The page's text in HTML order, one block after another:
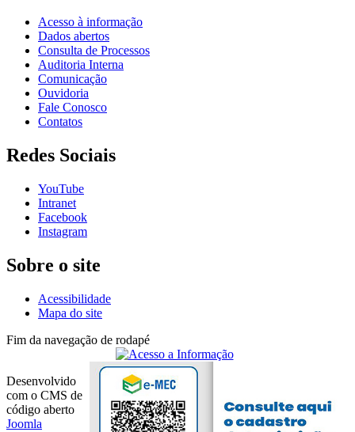
Acesso à informação
Dados abertos
Consulta de Processos
Auditoria Interna
Comunicação
Ouvidoria
Fale Conosco
Contatos
Redes Sociais
YouTube
Intranet
Facebook
Instagram
Sobre o site
Acessibilidade
Mapa do site
Fim da navegação de rodapé
Desenvolvido
com o CMS de
código aberto
Joomla